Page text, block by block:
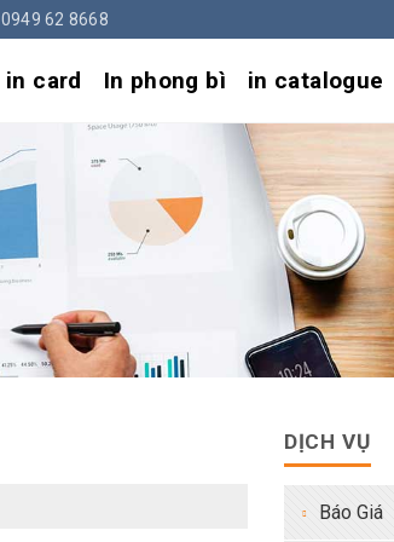
0949 62 8668
in card In phong bì in catalogue
DỊCH VỤ
Báo Giá